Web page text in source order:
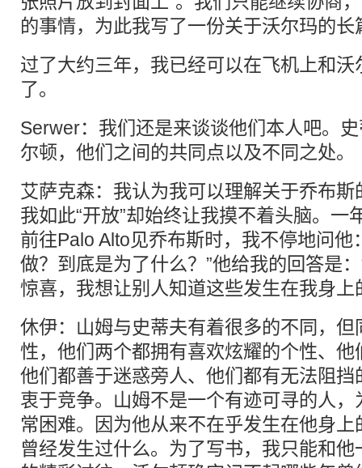
的事情，为此我写了一份关于沃尔玛的长
过了大约三年，我已经可以在飞机上和
了。
Serwer：我们还是来谈谈他们本人吧。
尔顿，他们之间的共同点以及不同之处。
艾萨克森：我认为我可以理解关于乔布
我如此“开放”却始终让我摸不着头脑。一
前往Palo Alto见乔布斯时，我不停地问他
做？到底是为了什么？”他给我的回答是
惊喜，我想让别人知道这些发生在我身上
休伊：山姆与史蒂夫有着很多的不同，
性，他们两个都拥有喜欢炫耀的个性、
他们都善于迷惑旁人、他们都有无法阻
衷于竞争。山姆不是一个有迹可寻的人
常困难。因为他从来不在乎发生在他身
曾经发生过什么。为了写书，我只能和